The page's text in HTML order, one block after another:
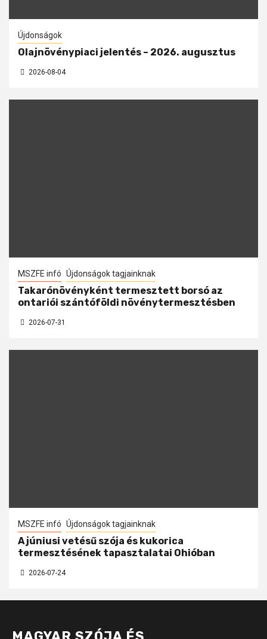
Újdonságok
Olajnövénypiaci jelentés – 2026. augusztus
2026-08-04
MSZFE infó Újdonságok tagjainknak
Takarónövényként termesztett borsó az
ontariói szántóföldi növénytermesztésben
2026-07-31
MSZFE infó Újdonságok tagjainknak
A júniusi vetésű szója és kukorica
termesztésének tapasztalatai Ohióban
2026-07-24